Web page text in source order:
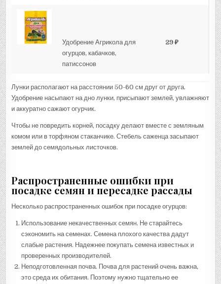
Удобрение Агрикола для
огурцов, кабачков,
патиссонов
29 ₽
Лунки располагают на расстоянии 50-60 см друг от друга.
Удобрение насыпают на дно лунки, присыпают землей, увлажняют
и аккуратно сажают огурчик.
Чтобы не повредить корней, посадку делают вместе с земляным
комом или в торфяном стаканчике. Стебель саженца засыпают
землей до семядольных листочков.
Распространенные ошибки при
посадке семян и пересадке рассады
Несколько распространенных ошибок при посадке огурцов:
Использование некачественных семян. Не старайтесь
сэкономить на семенах. Семена плохого качества дадут
слабые растения. Надежнее покупать семена известных и
проверенных производителей.
Неподготовленная почва. Почва для растений очень важна,
это среда их обитания. Поэтому нужно тщательно ее